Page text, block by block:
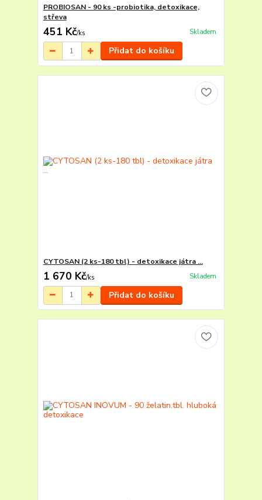
PROBIOSAN - 90 ks -probiotika, detoxikace,
střeva
451 Kč/ks Skladem
Přidat do košíku
CYTOSAN (2 ks-180 tbl) - detoxikace játra ...
1 670 Kč/ks Skladem
Přidat do košíku